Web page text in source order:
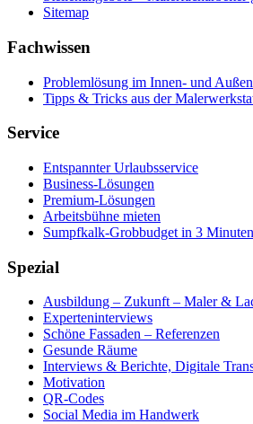
Sitemap
Fachwissen
Problemlösung im Innen- und
Tipps & Tricks aus der
Service
Entspannter Urlaubsservice
Business-Lösungen
Premium-Lösungen
Arbeitsbühne mieten
Sumpfkalk-Grobbudget in 3
Spezial
Ausbildung – Zukunft – Maler &
Experteninterviews
Schöne Fassaden – Referenzen
Gesunde Räume
Interviews & Berichte, Digitale
Motivation
QR-Codes
Social Media im Handwerk